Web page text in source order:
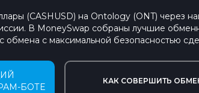
(CASHUSD) на Ontology (ONT) через
В MoneySwap собраны лучшие
обмена с максимальной безопасностью
БОТЕ
КАК СОВЕРШИТЬ